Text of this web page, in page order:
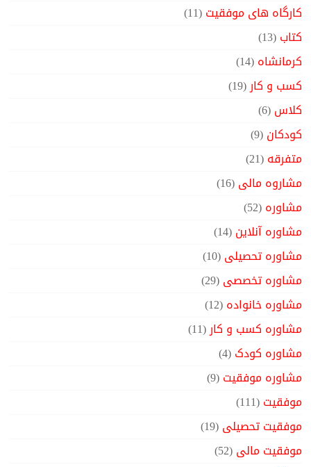
کارگاه های موفقیت(11)
کتاب(13)
کرمانشاه(14)
کسب و کار(19)
کلاس(6)
کودکان(9)
متفرقه(21)
مشاروه مالی(16)
مشاوره(52)
مشاوره آنلاین(14)
مشاوره تحصیلی(10)
مشاوره تخصصی(29)
مشاوره خانواده(12)
مشاوره کسب و کار(11)
مشاوره کودک(4)
مشاوره موفقیت(9)
موفقیت(111)
موفقیت تحصیلی(19)
موفقیت مالی(52)